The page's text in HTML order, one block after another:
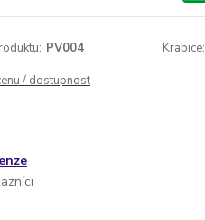
PV004 Krabice:
/ dostupnost